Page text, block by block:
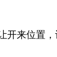
来位置，